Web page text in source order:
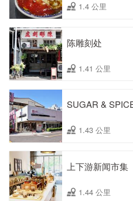
1.4 公里
陈雕刻处
1.41 公里
SUGAR &
1.43 公里
上下游新闻市集
1.44 公里